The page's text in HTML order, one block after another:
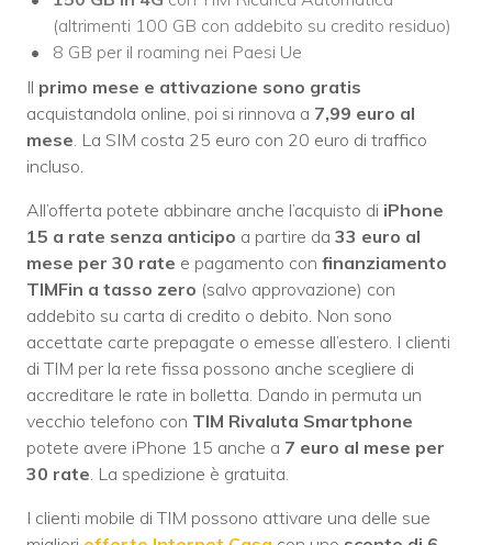
(altrimenti 100 GB con addebito su credito residuo)
8 GB per il roaming nei Paesi Ue
Il primo mese e attivazione sono gratis
acquistandola online, poi si rinnova a 7,99 euro al
mese. La SIM costa 25 euro con 20 euro di traffico
incluso.
All’offerta potete abbinare anche l’acquisto di iPhone
15 a rate senza anticipo a partire da 33 euro al
mese per 30 rate e pagamento con finanziamento
TIMFin a tasso zero (salvo approvazione) con
addebito su carta di credito o debito. Non sono
accettate carte prepagate o emesse all’estero. I clienti
di TIM per la rete fissa possono anche scegliere di
accreditare le rate in bolletta. Dando in permuta un
vecchio telefono con TIM Rivaluta Smartphone
potete avere iPhone 15 anche a 7 euro al mese per
30 rate. La spedizione è gratuita.
I clienti mobile di TIM possono attivare una delle sue